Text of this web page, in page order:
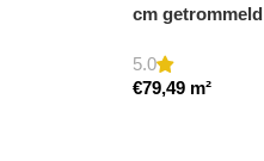
cm getrommeld
5.0
€79,49 m²